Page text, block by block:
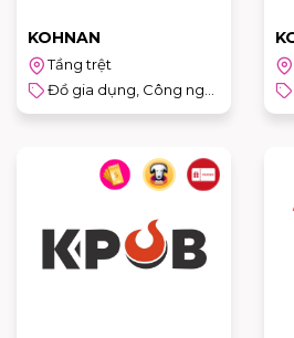
KOHNAN
Tầng trệt
Đồ gia dụng, Công nghệ & Sản phẩm cho trẻ em